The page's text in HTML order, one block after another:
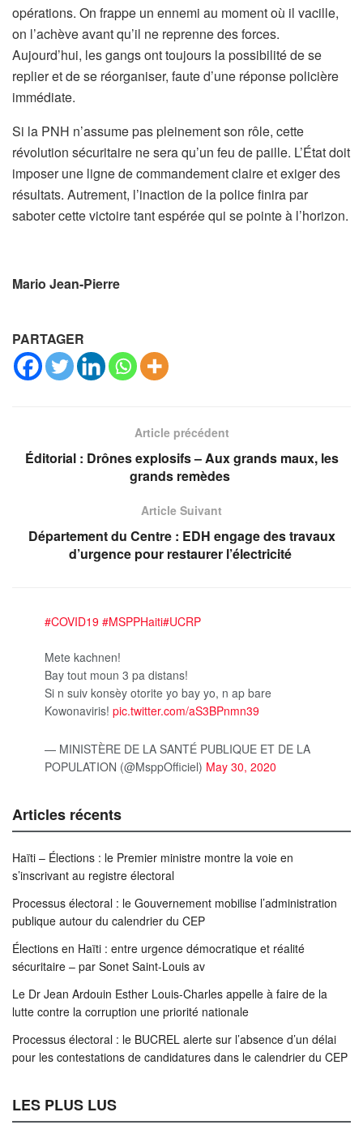
opérations. On frappe un ennemi au moment où il vacille,
on l’achève avant qu’il ne reprenne des forces.
Aujourd’hui, les gangs ont toujours la possibilité de se
replier et de se réorganiser, faute d’une réponse policière
immédiate.
Si la PNH n’assume pas pleinement son rôle, cette
révolution sécuritaire ne sera qu’un feu de paille. L’État doit
imposer une ligne de commandement claire et exiger des
résultats. Autrement, l’inaction de la police finira par
saboter cette victoire tant espérée qui se pointe à l’horizon.
Mario Jean-Pierre
PARTAGER
Article précédent
Éditorial : Drônes explosifs – Aux grands maux, les
grands remèdes
Article Suivant
Département du Centre : EDH engage des travaux
d’urgence pour restaurer l’électricité
#COVID19 #MSPPHaiti#UCRP
Mete kachnen!
Bay tout moun 3 pa distans!
Si n suiv konsèy otorite yo bay yo, n ap bare
Kowonaviris! pic.twitter.com/aS3BPnmn39
— MINISTÈRE DE LA SANTÉ PUBLIQUE ET DE LA
POPULATION (@MsppOfficiel) May 30, 2020
Articles récents
Haïti – Élections : le Premier ministre montre la voie en
s’inscrivant au registre électoral
Processus électoral : le Gouvernement mobilise l’administration
publique autour du calendrier du CEP
Élections en Haïti : entre urgence démocratique et réalité
sécuritaire – par Sonet Saint-Louis av
Le Dr Jean Ardouin Esther Louis-Charles appelle à faire de la
lutte contre la corruption une priorité nationale
Processus électoral : le BUCREL alerte sur l’absence d’un délai
pour les contestations de candidatures dans le calendrier du CEP
LES PLUS LUS